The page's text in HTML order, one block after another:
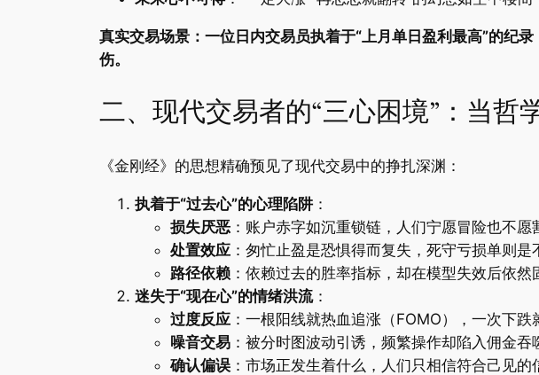
真实交易场景：一位日内交易员执着于“上月单日盈利最高”的纪
伤。​
二、现代交易者的“三心困境”：当哲
《金刚经》的思想精确预见了现代交易中的挣扎深渊：
​执着于“过去心”的心理陷阱​​：
​损失厌恶​ ：账户赤字如沉重锁链，人们宁愿冒险也不愿
​处置效应​ ：匆忙止盈是恐惧得而复失，死守亏损单则是
​路径依赖​ ：依赖过去的胜率指标，却在模型失效后依然
​迷失于“现在心”的情绪洪流​​：
​过度反应​ ：一根阳线就热血追涨（FOMO），一次下跌
​噪音交易​ ：被分时图波动引诱，频繁操作却陷入佣金吞
​确认偏误​ ：市场正发生着什么，人们只相信符合己见的